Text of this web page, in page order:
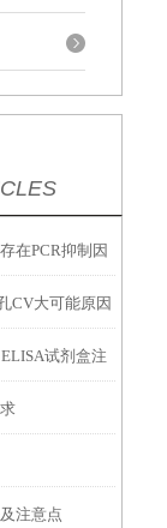
在PCR抑制因
CV大可能原因
试剂盒注
注意点